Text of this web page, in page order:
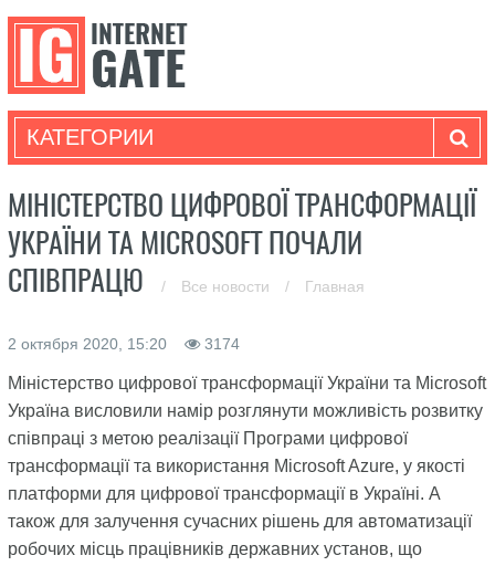
КАТЕГОРИИ
МІНІСТЕРСТВО ЦИФРОВОЇ ТРАНСФОРМАЦІЇ
УКРАЇНИ ТА MICROSOFT ПОЧАЛИ
СПІВПРАЦЮ
/ Все новости / Главная
2 октября 2020, 15:20 3174
Міністерство цифрової трансформації України та Microsoft
Україна висловили намір розглянути можливість розвитку
співпраці з метою реалізації Програми цифрової
трансформації та використання Microsoft Azure, у якості
платформи для цифрової трансформації в Україні. А
також для залучення сучасних рішень для автоматизації
робочих місць працівників державних установ, що